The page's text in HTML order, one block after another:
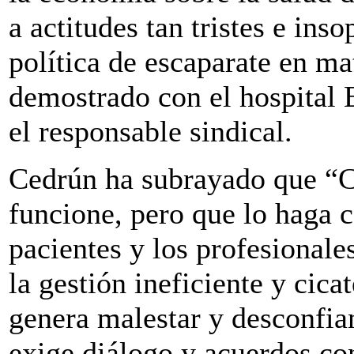
a actitudes tan tristes e
política de escaparate en
demostrado con el hospital
el responsable sindical.
Cedrún ha subrayado que
funcione, pero que lo haga
pacientes y los
la gestión ineficiente y
genera malestar y